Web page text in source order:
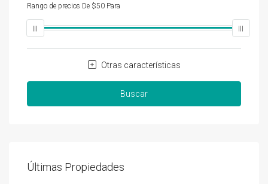
Rango de precios De $50 Para
Otras características
Buscar
Últimas Propiedades